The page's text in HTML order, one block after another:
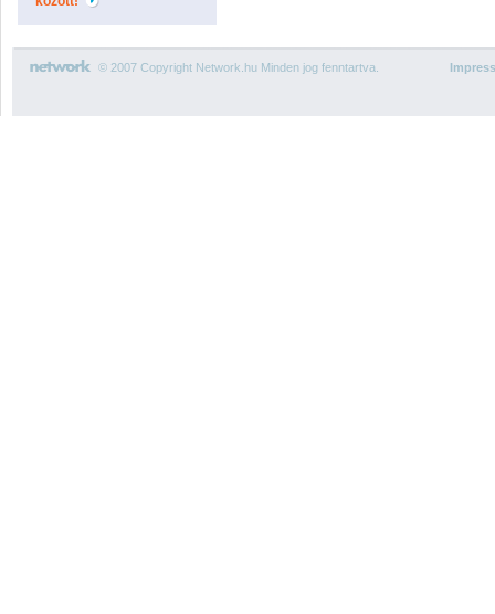
© 2007 Copyright Network.hu Minden jog fenntartva.